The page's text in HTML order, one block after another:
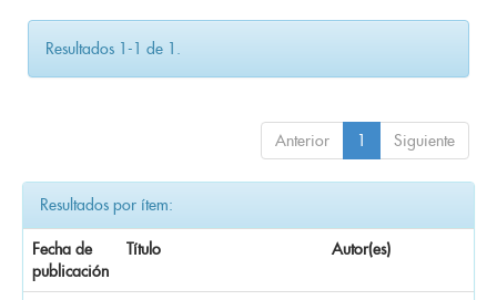
Resultados 1-1 de 1.
Anterior 1 Siguiente
Resultados por ítem:
Fecha de
publicación
Título Autor(es)